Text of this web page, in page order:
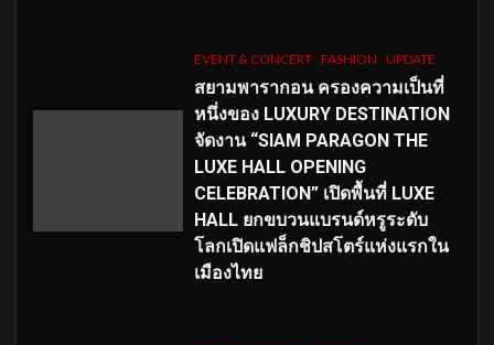
EVENT & CONCERT FASHION UPDATE
สยามพารากอน ครองความเป็นที่
หนึ่งของ LUXURY DESTINATION
จัดงาน “SIAM PARAGON THE
LUXE HALL OPENING
CELEBRATION” เปิดพื้นที่ LUXE
HALL ยกขบวนแบรนด์หรูระดับ
โลกเปิดแฟล็กชิปสโตร์แห่งแรกใน
เมืองไทย